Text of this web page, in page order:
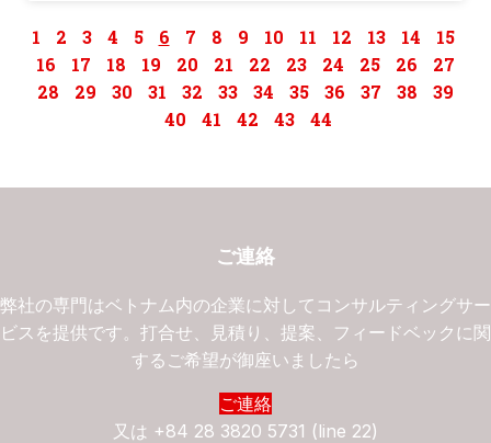
1 2 3 4 5 6 7 8 9 10 11 12 13 14
15
16
17 18 19 20 21 22 23 24 25 26
27
28
29 30 31 32 33 34 35 36 37 38
39
40
41 42 43 44
ご連絡
弊社の専門はベトナム内の企業に対してコンサルティングサー
ビスを提供です。打合せ、見積り、提案、フィードベックに関
するご希望が御座いましたら
ご連絡
又は +84 28 3820 5731 (line 22)